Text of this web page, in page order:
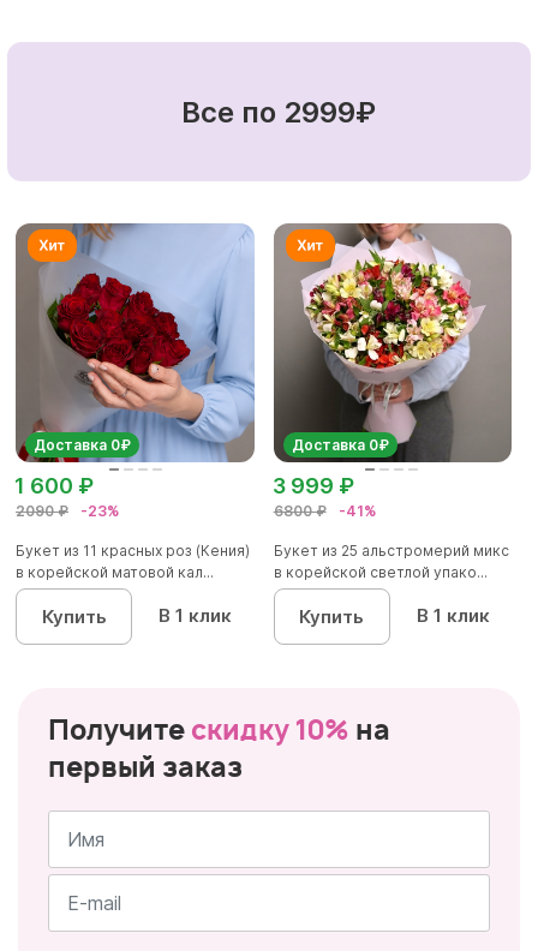
Все по 2999₽
Доставка 0₽
2090 ₽ -23%
1 600 ₽
Букет из 11 красных роз (Кения)
в корейской матовой кал...
Купить В 1 клик
Доставка 0₽
6800 ₽ -41%
3 999 ₽
Букет из 25 альстромерий микс
в корейской светлой упако...
Купить В 1 клик
Получите скидку 10% на
первый заказ
Имя